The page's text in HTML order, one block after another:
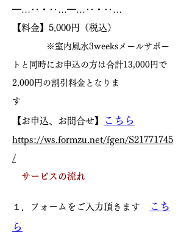
━…‥・‥…━…‥・‥…
【料金】5,000円（税込）
※室内風水3weeksメールサポー
トと同時にお申込の方は合計13,000円で
2,000円の割引料金となりま
す
【お申込、お問合せ】 こちら
https://ws.formzu.net/fgen/S21771745
/
サービスの流れ
１．フォームをご入力頂きます
こち
ら